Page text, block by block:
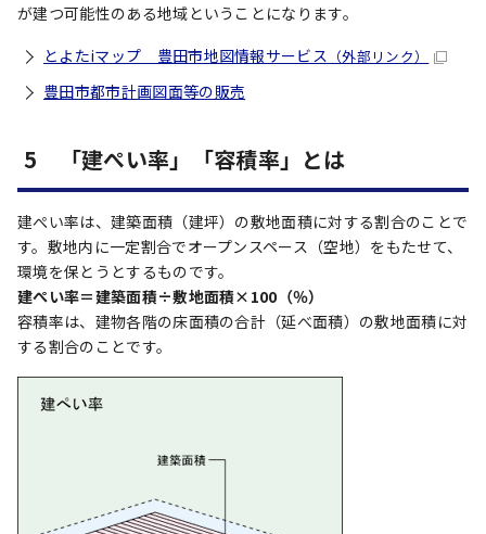
が建つ可能性のある地域ということになります。
とよたiマップ 豊田市地図情報サービス （外部リンク）
豊田市都市計画図面等の販売
5 「建ぺい率」「容積率」とは
建ぺい率は、建築面積（建坪）の敷地面積に対する割合のことで
す。敷地内に一定割合でオープンスペース（空地）をもたせて、
環境を保とうとするものです。
建ぺい率＝建築面積÷敷地面積×100（％）
容積率は、建物各階の床面積の合計（延べ面積）の敷地面積に対
する割合のことです。